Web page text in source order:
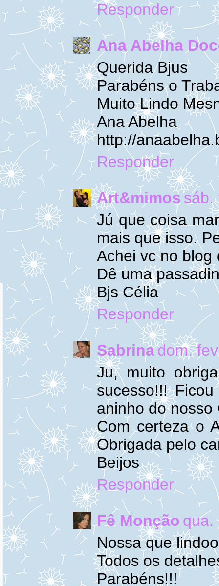
Responder
Ana Abelha
Querida Bjus
Parabéns o
Muito Lindo
Ana Abelha
http://
Responder
Art&mimos sáb.
Jú que coisa
mais que isso.
Achei vc no blog
Dê uma
Bjs Célia
Responder
Sabrinadom.
Ju, muito
sucesso!!!
aninho do nosso
Com certeza o
Obrigada pelo
Beijos
Responder
Fê Monção qua.
Nossa que
Todos os
Parabéns!!!